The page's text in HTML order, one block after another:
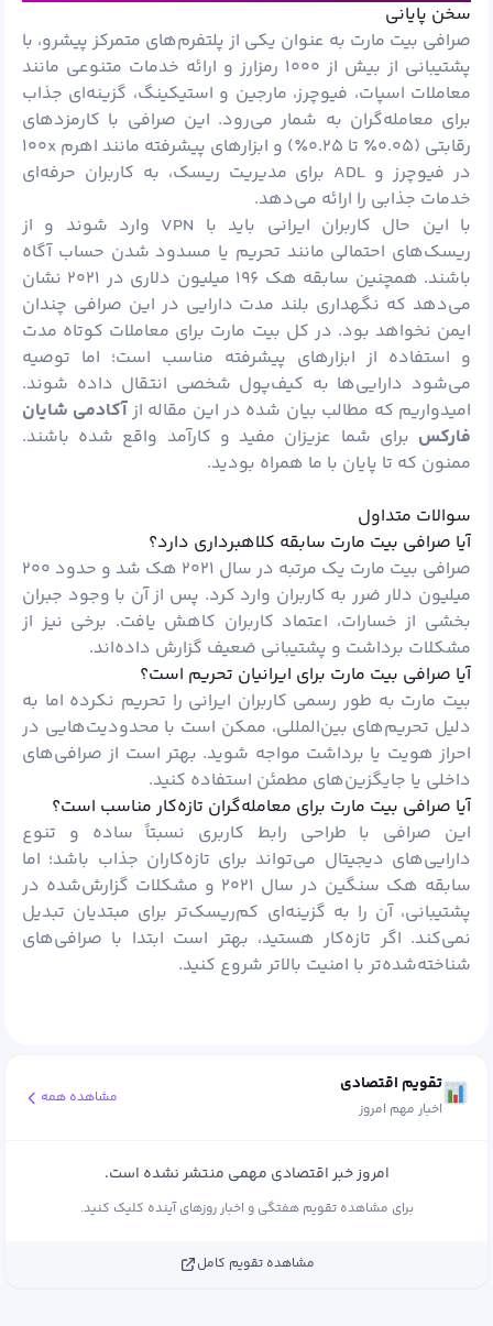
سخن پایانی
صرافی بیت مارت به عنوان یکی از پلتفرم‌های متمرکز پیشرو، با
پشتیبانی از بیش از ۱۰۰۰ رمزارز و ارائه خدمات متنوعی مانند
معاملات اسپات، فیوچرز، مارجین و استیکینگ، گزینه‌ای جذاب
برای معامله‌گران به شمار می‌رود. این صرافی با کارمزدهای
رقابتی (۰.۰۵٪ تا ۰.۲۵٪) و ابزارهای پیشرفته مانند اهرم ۱۰۰x
در فیوچرز و ADL برای مدیریت ریسک، به کاربران حرفه‌ای
خدمات جذابی را ارائه می‌دهد.
با این حال کاربران ایرانی باید با VPN وارد شوند و از
ریسک‌های احتمالی مانند تحریم یا مسدود شدن حساب آگاه
باشند. همچنین سابقه هک ۱۹۶ میلیون دلاری در ۲۰۲۱ نشان
می‌دهد که نگهداری بلند مدت دارایی در این صرافی چندان
ایمن نخواهد بود. در کل بیت مارت برای معاملات کوتاه ‌مدت
و استفاده از ابزارهای پیشرفته مناسب است؛ اما توصیه
می‌شود دارایی‌ها به کیف‌پول شخصی انتقال داده شوند.
امیدواریم که مطالب بیان شده در این مقاله ازآکادمی شایان
فارکس برای شما عزیزان مفید و کارآمد واقع شده باشند.
ممنون که تا پایان با ما همراه بودید.
سوالات متداول
آیا صرافی بیت مارت سابقه کلاهبرداری دارد؟
صرافی بیت مارت یک مرتبه در سال ۲۰۲۱ هک شد و حدود ۲۰۰
میلیون دلار ضرر به کاربران وارد کرد. پس از آن با وجود جبران
بخشی از خسارات، اعتماد کاربران کاهش یافت. برخی نیز از
مشکلات برداشت و پشتیبانی ضعیف گزارش داده‌اند.
آیا صرافی بیت مارت برای ایرانیان تحریم است؟
بیت مارت به طور رسمی کاربران ایرانی را تحریم نکرده اما به
دلیل تحریم‌های بین‌المللی، ممکن است با محدودیت‌هایی در
احراز هویت یا برداشت مواجه شوید. بهتر است از صرافی‌های
داخلی یا جایگزین‌های مطمئن استفاده کنید.
آیا صرافی بیت مارت برای معامله‌گران تازه‌کار مناسب است؟
این صرافی با طراحی رابط کاربری نسبتاً ساده و تنوع
دارایی‌های دیجیتال می‌تواند برای تازه‌کاران جذاب باشد؛ اما
سابقه هک سنگین در سال ۲۰۲۱ و مشکلات گزارش‌شده در
پشتیبانی، آن را به گزینه‌ای کم‌ریسک‌تر برای مبتدیان تبدیل
نمی‌کند. اگر تازه‌کار هستید، بهتر است ابتدا با صرافی‌های
شناخته‌شده‌تر با امنیت بالاتر شروع کنید.
تقویم اقتصادی
اخبار مهم امروز
مشاهده همه
امروز خبر اقتصادی مهمی منتشر نشده است.
برای مشاهده تقویم هفتگی و اخبار روزهای آینده کلیک کنید.
مشاهده تقویم کامل